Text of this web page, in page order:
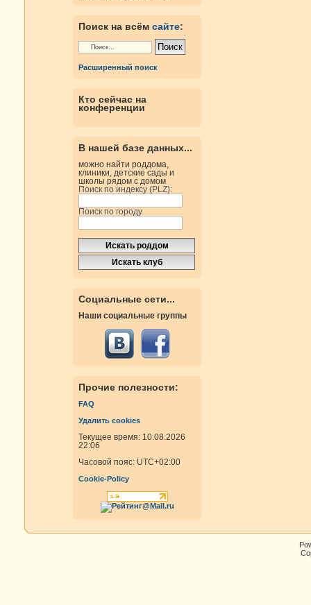
Поиск на всём сайте:
Расширенный поиск
Кто сейчас на
конференции
В нашей базе данных...
можно найти роддома,
клиники, детские сады и
школы рядом с домом
Поиск по индексу (PLZ):
Поиск по городу
Социальные сети...
Наши социальные группы
Прочие полезности:
FAQ
Удалить cookies
Текущее время: 10.08.2026
22:06
Часовой пояс: UTC+02:00
Cookie-Policy